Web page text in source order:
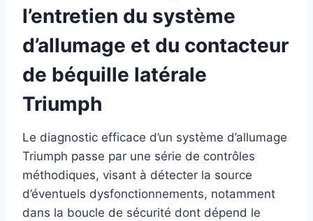
l’entretien du système
d’allumage et du contacteur
de béquille latérale
Triumph
Le diagnostic efficace d’un système d’allumage
Triumph passe par une série de contrôles
méthodiques, visant à détecter la source
d’éventuels dysfonctionnements, notamment
dans la boucle de sécurité dont dépend le